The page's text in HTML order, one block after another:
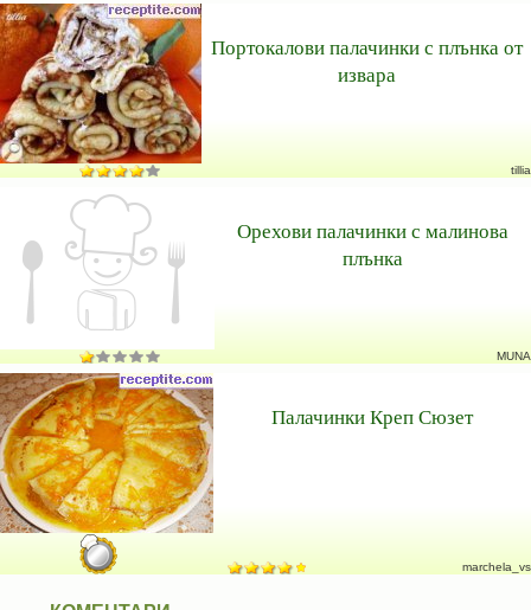
Портокалови палачинки с плънка от
извара
tillia
Орехови палачинки с малинова
плънка
MUNA
Палачинки Креп Сюзет
marchela_vs